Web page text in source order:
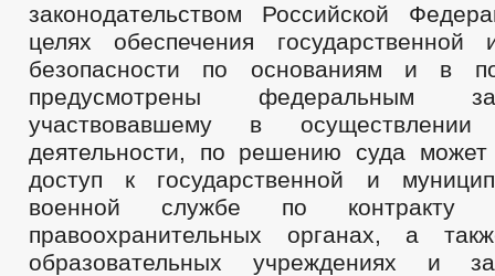
законодательством Российской
целях обеспечения государственной
безопасности по основаниям и в
предусмотрены федеральным
участвовавшему в осуществлении
деятельности, по решению суда может
доступ к государственной и
военной службе по
правоохранительных органах, а
образовательных учреждениях и